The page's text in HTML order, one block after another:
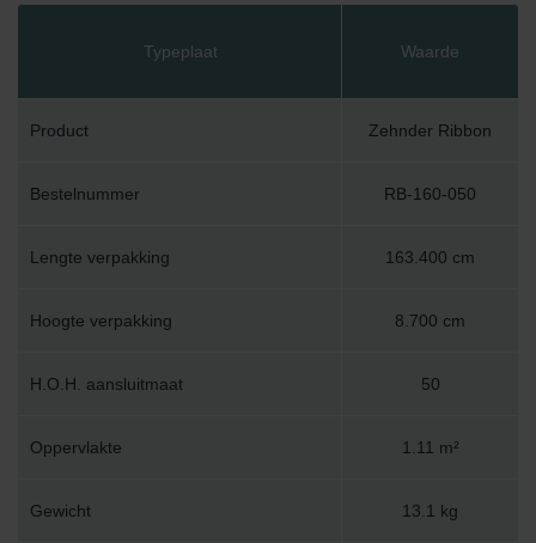
Typeplaat Waarde
Product Zehnder Ribbon
Bestelnummer RB-160-050
Lengte verpakking 163.400 cm
Hoogte verpakking 8.700 cm
H.O.H. aansluitmaat 50
Oppervlakte 1.11 m²
Gewicht 13.1 kg